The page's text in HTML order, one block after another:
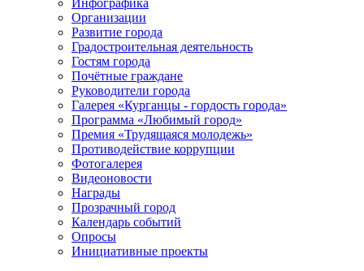
Инфографика
Организации
Развитие города
Градостроительная деятельность
Гостям города
Почётные граждане
Руководители города
Галерея «Курганцы - гордость города»
Программа «Любимый город»
Премия «Трудящаяся молодежь»
Противодействие коррупции
Фотогалерея
Видеоновости
Награды
Прозрачный город
Календарь событий
Опросы
Инициативные проекты